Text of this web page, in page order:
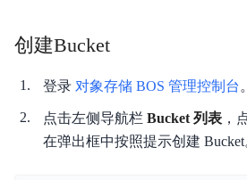
产品描述
产品定价
快速入门
创建Bucket
登录 对象存储 BOS 管理控制台 。
点击左侧导航栏 Bucket 列表 ，
在弹出框中按照提示创建 Bucket